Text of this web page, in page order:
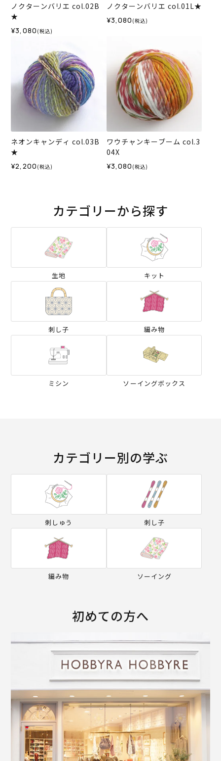
ノクターンバリエ col.02B
★
¥3,080 (税込)
ノクターンバリエ col.01L★
¥3,080 (税込)
ネオンキャンディ col.03B
★
¥2,200 (税込)
ワウチャンキーブーム col.3
04X
¥3,080 (税込)
カテゴリーから探す
生地 キット
刺し子 編み物
ミシン ソーイングボックス
カテゴリー別の学ぶ
刺しゅう 刺し子
編み物 ソーイング
初めての方へ